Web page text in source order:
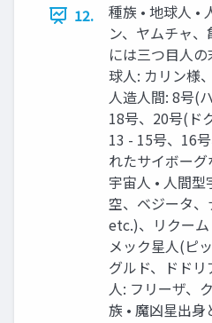
12.
種族 • 地球人 •
ン、ヤムチャ
には三つ目人
球人: カリン様
人造人間: 8号(
18号、20号(ド
13 - 15号、16
れたサイボー
宇宙人 • 人間
空、ベジータ
etc.)、リクーム
メック星人(ピ
グルド、ドド
人: フリーザ、
族 • 魔凶星出身